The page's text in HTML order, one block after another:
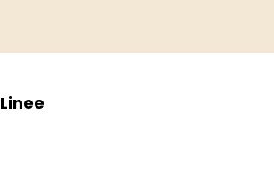
Linee